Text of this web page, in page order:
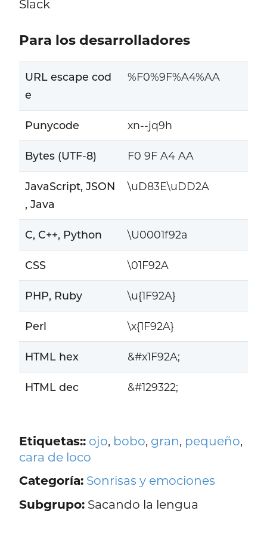
Slack
Para los desarrolladores
URL escape cod
e
%F0%9F%A4%AA
Punycode xn--jq9h
Bytes (UTF-8) F0 9F A4 AA
JavaScript, JSON
, Java
\uD83E\uDD2A
C, C++, Python \U0001f92a
CSS \01F92A
PHP, Ruby \u{1F92A}
Perl \x{1F92A}
HTML hex &#x1F92A;
HTML dec &#129322;
Etiquetas:: ojo, bobo, gran, pequeño,
cara de loco
Categoría: Sonrisas y emociones
Subgrupo:Sacando la lengua